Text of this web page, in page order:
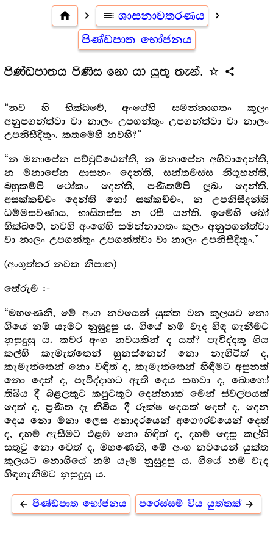
home navigate_next toc ශාසනාවතරණය navigate_next
පිණ්ඩපාත භෝජනය
පිණ්ඩපාතය පිණිස නො යා යුතු තැන්. star_outline share
“නව හි භික්ඛවේ, අංගේහි සමන්නාගතං කුලං
අනුපගන්ත්වා වා නාලං උපගන්තුං උපගන්ත්වා වා නාලං
උපනිසීදිතුං. කතමේහි නවහි?”
“න මනාපේන පච්චුට්ඨෙන්ති, න මනාපේන අභිවාදෙන්ති,
න මනාපේන ආසනං දෙන්ති, සන්තමස්ස නිගූහන්ති,
බහුකම්පි ථෝකං දෙන්ති, පණීතම්පි ලූඛං දෙන්ති,
අසක්කච්චං දෙන්ති නෝ සක්කච්චං, න උපනිසීදන්ති
ධම්මසවණාය, භාසිතස්ස න රසී යන්ති. ඉමේහි ඛෝ
භික්ඛවේ, නවහි අංගේහි සමන්නාගතං කුලං අනුපගන්ත්වා
වා නාලං උපගන්තුං උපගන්ත්වා වා නාලං උපනිසීදිතුං.”
(අංගුත්තර නවක නිපාත)
තේරුම :-
“මහණෙනි, මේ අංග නවයෙන් යුක්ත වන කුලයට නො
ගියේ නම් යෑමට නුසුදුසු ය. ගියේ නම් වැද හිඳ ගැනීමට
නුසුදුසු ය. කවර අංග නවයකින් ද යත්? පැවිද්දකු ගිය
කල්හි කැමැත්තෙන් හුනස්නෙන් නො නැගිටිත් ද,
කැමැත්තෙන් නො වඳිත් ද, කැමැත්තෙන් හිඳීමට අසුනක්
නො දෙත් ද, පැවිද්දාහට ඇති දෙය සඟවා ද, බොහෝ
තිබිය දී බළලකුට කපුටකුට දෙන්නාක් මෙන් ස්වල්පයක්
දෙත් ද, ප්‍ර‍ණීත දෑ තිබිය දී රූක්ෂ දෙයක් දෙත් ද, දෙන
දෙය නො මනා ලෙස අනාදරයෙන් අගෞරවයෙන් දෙත්
ද, දහම් ඇසීමට එළඹ නො හිඳිත් ද, දහම් දෙසූ කල්හි
සතුටු නො වෙත් ද, මහණෙනි, මේ අංග නවයෙන් යුක්ත
කුලයට නොගියේ නම් යෑම නුසුදුසු ය. ගියේ නම් වැද
හිඳගැනීමට නුසුදුසු ය.
arrow_back පිණ්ඩපාත භෝජනය පරෙස්සම් විය යුත්තක් arrow_forward